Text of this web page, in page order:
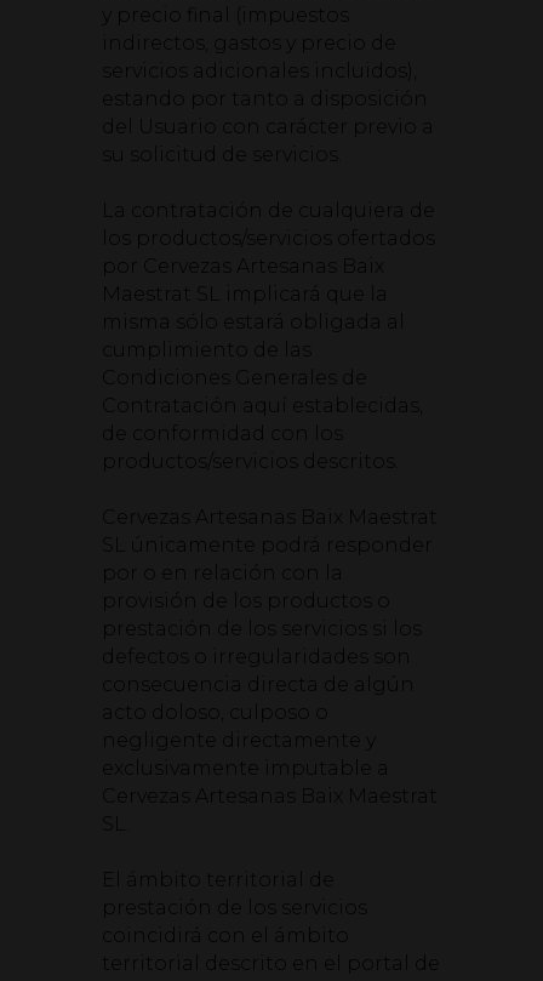
y precio final (impuestos
indirectos, gastos y precio de
servicios adicionales incluidos),
estando por tanto a disposición
del Usuario con carácter previo a
su solicitud de servicios.
La contratación de cualquiera de
los productos/servicios ofertados
por Cervezas Artesanas Baix
Maestrat SL implicará que la
misma sólo estará obligada al
cumplimiento de las
Condiciones Generales de
Contratación aquí establecidas,
de conformidad con los
productos/servicios descritos.
Cervezas Artesanas Baix Maestrat
SL únicamente podrá responder
por o en relación con la
provisión de los productos o
prestación de los servicios si los
defectos o irregularidades son
consecuencia directa de algún
acto doloso, culposo o
negligente directamente y
exclusivamente imputable a
Cervezas Artesanas Baix Maestrat
El ámbito territorial de
prestación de los servicios
coincidirá con el ámbito
territorial descrito en el portal de